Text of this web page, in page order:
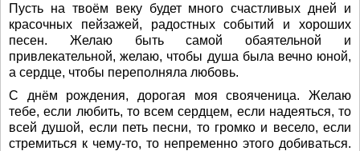
Пусть на твоём веку будет много счастливых дней и
красочных пейзажей, радостных событий и хороших
песен. Желаю быть самой обаятельной и
привлекательной, желаю, чтобы душа была вечно юной,
а сердце, чтобы переполняла любовь.
С днём рождения, дорогая моя свояченица. Желаю
тебе, если любить, то всем сердцем, если надеяться, то
всей душой, если петь песни, то громко и весело, если
стремиться к чему-то, то непременно этого добиваться.